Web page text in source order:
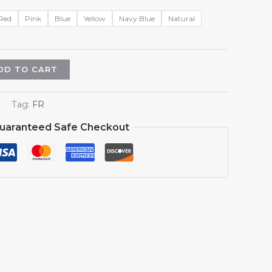
Pink Blue Yellow Navy Blue Natural
TO CART
Tag: FR
Safe Checkout